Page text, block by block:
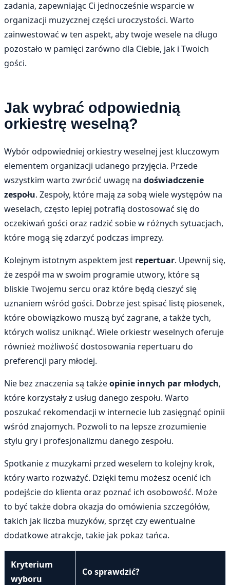
zadania, zapewniając Ci jednocześnie wsparcie w
organizacji muzycznej części uroczystości. Warto
zainwestować w ten aspekt, aby twoje wesele na długo
pozostało w pamięci zarówno dla Ciebie, jak i Twoich
gości.
Jak wybrać odpowiednią
orkiestrę weselną?
Wybór odpowiedniej orkiestry weselnej jest kluczowym
elementem organizacji udanego przyjęcia. Przede
wszystkim warto zwrócić uwagę na doświadczenie
zespołu. Zespoły, które mają za sobą wiele występów na
weselach, często lepiej potrafią dostosować się do
oczekiwań gości oraz radzić sobie w różnych sytuacjach,
które mogą się zdarzyć podczas imprezy.
Kolejnym istotnym aspektem jest repertuar. Upewnij się,
że zespół ma w swoim programie utwory, które są
bliskie Twojemu sercu oraz które będą cieszyć się
uznaniem wśród gości. Dobrze jest spisać listę piosenek,
które obowiązkowo muszą być zagrane, a także tych,
których wolisz uniknąć. Wiele orkiestr weselnych oferuje
również możliwość dostosowania repertuaru do
preferencji pary młodej.
Nie bez znaczenia są takżeopinie innych par młodych,
które korzystały z usług danego zespołu. Warto
poszukać rekomendacji w internecie lub zasięgnąć opinii
wśród znajomych. Pozwoli to na lepsze zrozumienie
stylu gry i profesjonalizmu danego zespołu.
Spotkanie z muzykami przed weselem to kolejny krok,
który warto rozważyć. Dzięki temu możesz ocenić ich
podejście do klienta oraz poznać ich osobowość. Może
to być także dobra okazja do omówienia szczegółów,
takich jak liczba muzyków, sprzęt czy ewentualne
dodatkowe atrakcje, takie jak pokaz tańca.
Kryterium
wyboru
Co sprawdzić?